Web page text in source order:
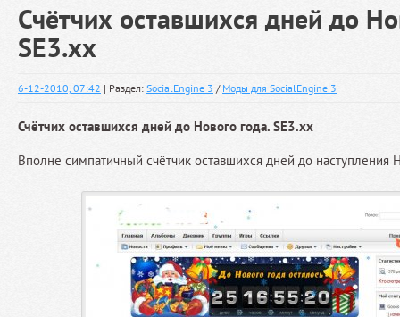
Счётчих оставшихся дней до
SE3.xx
6-12-2010, 07:42 | Раздел: SocialEngine 3 / Моды для SocialEngine 3
Счётчих оставшихся дней до Нового года. SE3.xx
Вполне симпатичный счётчик оставшихся дней до наступления